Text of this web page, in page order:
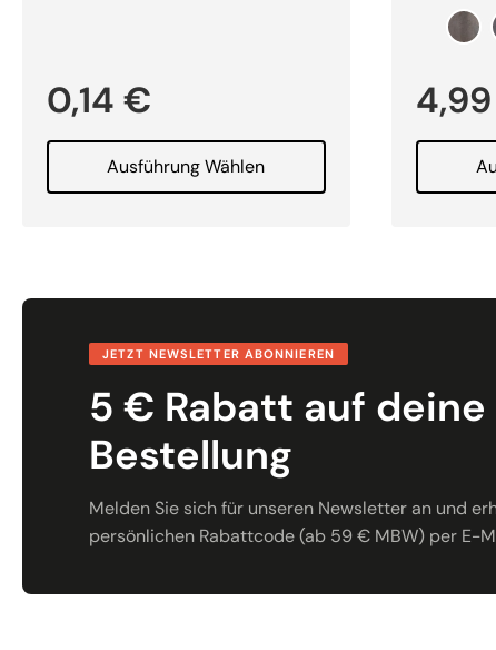
0,14 €
Ausführung Wählen
4,99
JETZT NEWSLETTER ABONNIEREN
5 € Rabatt auf
Bestellung
Melden Sie sich für unseren Newsletter an und
persönlichen Rabattcode (ab 59 € MBW) per E-